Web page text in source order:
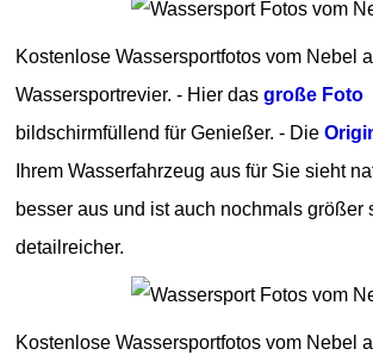
Kostenlose Wassersportfotos vom Nebel
Wassersportrevier. - Hier dasgroße Foto
bildschirmfüllend für Genießer. - Die
Ihrem Wasserfahrzeug aus für Sie sieht
besser aus und ist auch nochmals größer
detailreicher.
Kostenlose Wassersportfotos vom Nebel